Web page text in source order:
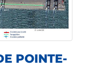
POINTE-